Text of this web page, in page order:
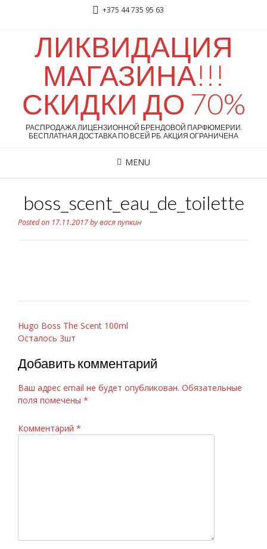
+375 44 735 95 63
ЛИКВИДАЦИЯ
МАГАЗИНА!!!
СКИДКИ ДО 70%
РАСПРОДАЖА ЛИЦЕНЗИОННОЙ БРЕНДОВОЙ ПАРФЮМЕРИИ.
БЕСПЛАТНАЯ ДОСТАВКА ПО ВСЕЙ РБ. АКЦИЯ ОГРАНИЧЕНА
MENU
boss_scent_eau_de_toilette
Posted on 17.11.2017byвася пупкин
Навигация
по
записям
Hugo Boss The Scent 100ml
Осталось 3шт
Добавить комментарий
Ваш адрес email не будет опубликован. Обязательные
поля помечены *
Комментарий *
Chanel «Bleu de Chanel», 100 ml